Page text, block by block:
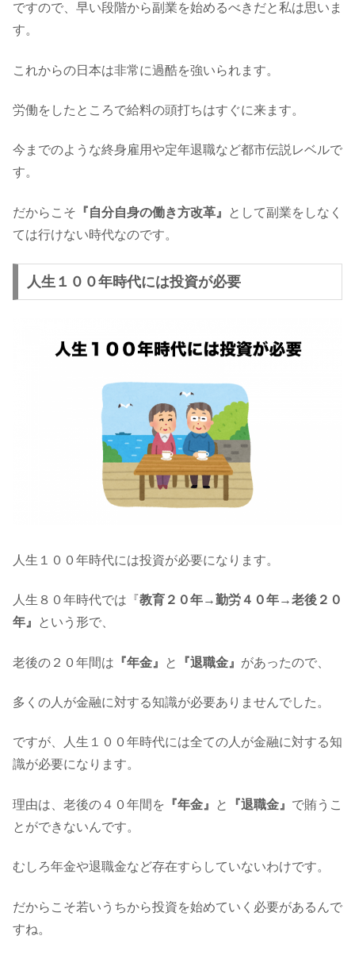
ですので、早い段階から副業を始めるべきだと私は思いま
す。
これからの日本は非常に過酷を強いられます。
労働をしたところで給料の頭打ちはすぐに来ます。
今までのような終身雇用や定年退職など都市伝説レベルで
す。
だからこそ 『自分自身の働き方改革』
として副業をしなく
ては行けない時代なのです。
人生１００年時代には投資が必要
人生１００年時代には投資が必要になります。
人生８０年時代では『教育２０年→勤労４０年→老後２０
年』
という形で、
老後の２０年間は 『年金』 と 『退職金』 があったので、
多くの人が金融に対する知識が必要ありませんでした。
ですが、人生１００年時代には全ての人が金融に対する知
識が必要になります。
理由は、老後の４０年間を 『年金』 と 『退職金』 で賄うこ
とができないんです。
むしろ年金や退職金など存在すらしていないわけです。
だからこそ若いうちから投資を始めていく必要があるんで
すね。